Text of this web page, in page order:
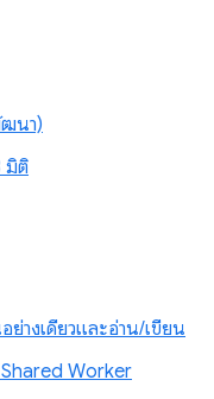
ฒนา)
มิติ
างเดียวและอ่าน/เขียน
Worker